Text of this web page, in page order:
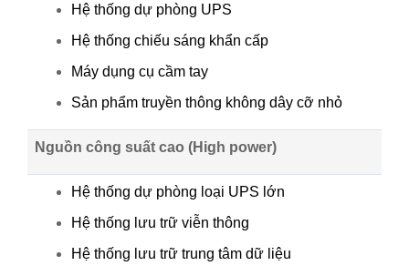
Hệ thống dự phòng UPS
Hệ thống chiếu sáng khẩn cấp
Máy dụng cụ cầm tay
Sản phẩm truyền thông không dây cỡ nhỏ
Nguồn công suất cao (High power)
Hệ thống dự phòng loại UPS lớn
Hệ thống lưu trữ viễn thông
Hệ thống lưu trữ trung tâm dữ liệu